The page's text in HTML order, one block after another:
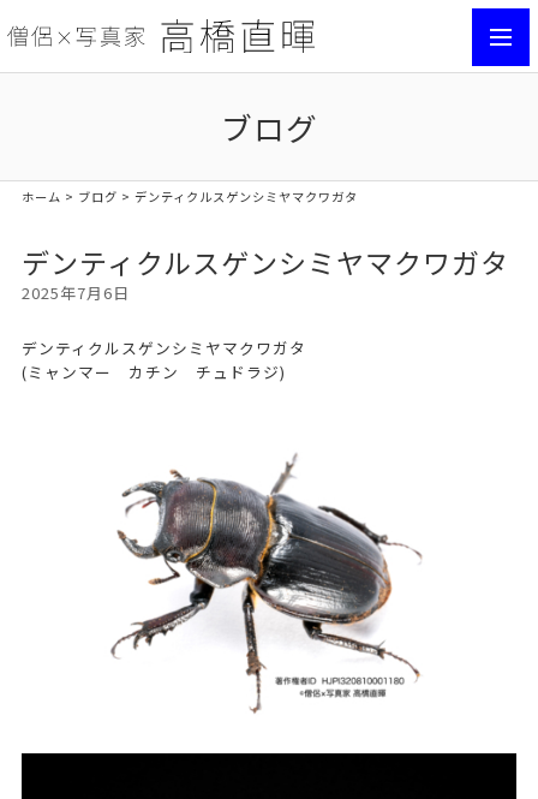
ブログ
ホーム > ブログ > デンティクルスゲンシミヤマクワガタ
デンティクルスゲンシミヤマクワガタ
2025年7月6日
デンティクルスゲンシミヤマクワガタ
(ミャンマー カチン チュドラジ)